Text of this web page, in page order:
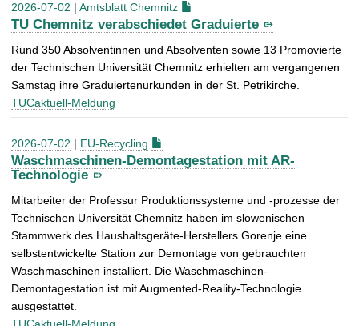
2026-07-02 | Amtsblatt Chemnitz
TU Chemnitz verabschiedet Graduierte
Rund 350 Absolventinnen und Absolventen sowie 13 Promovierte
der Technischen Universität Chemnitz erhielten am vergangenen
Samstag ihre Graduiertenurkunden in der St. Petrikirche.
TUCaktuell-Meldung
2026-07-02 | EU-Recycling
Waschmaschinen-Demontagestation mit AR-
Technologie
Mitarbeiter der Professur Produktionssysteme und -prozesse der
Technischen Universität Chemnitz haben im slowenischen
Stammwerk des Haushaltsgeräte-Herstellers Gorenje eine
selbstentwickelte Station zur Demontage von gebrauchten
Waschmaschinen installiert. Die Waschmaschinen-
Demontagestation ist mit Augmented-Reality-Technologie
ausgestattet.
TUCaktuell-Meldung